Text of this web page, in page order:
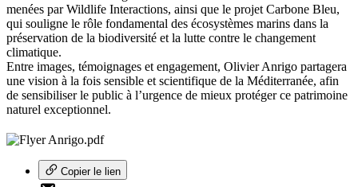
menées par Wildlife Interactions, ainsi que le projet Carbone Bleu,
qui souligne le rôle fondamental des écosystèmes marins dans la
préservation de la biodiversité et la lutte contre le changement
climatique.
Entre images, témoignages et engagement, Olivier Anrigo partagera
une vision à la fois sensible et scientifique de la Méditerranée, afin
de sensibiliser le public à l’urgence de mieux protéger ce patrimoine
naturel exceptionnel.
Copier le lien